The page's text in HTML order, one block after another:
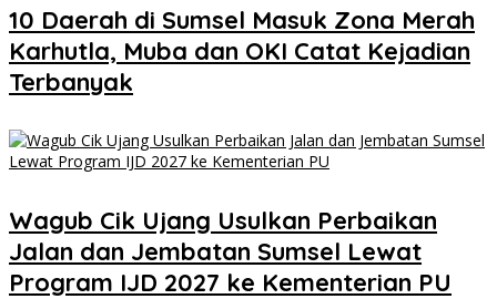
10 Daerah di Sumsel Masuk Zona Merah
Karhutla, Muba dan OKI Catat Kejadian
Terbanyak
Wagub Cik Ujang Usulkan Perbaikan
Jalan dan Jembatan Sumsel Lewat
Program IJD 2027 ke Kementerian PU